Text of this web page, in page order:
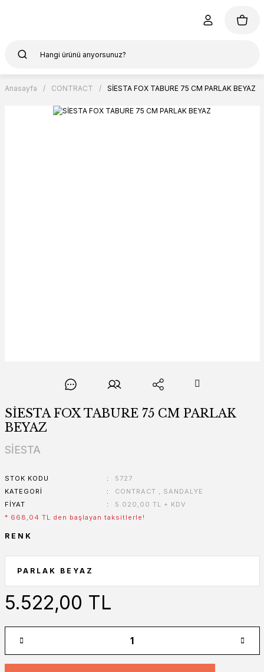
Anasayfa CONTRACT SİESTA FOX TABURE 75 CM PARLAK BEYAZ
SİESTA FOX TABURE 75 CM PARLAK
BEYAZ
SİESTA
STOK KODU
5727
KATEGORI
CONTRACT , SANDALYE
FIYAT
5.020,00 TL + KDV
* 668,04 TL den başlayan taksitlerle!
RENK
5.522,00 TL